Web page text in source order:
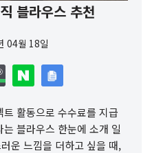
블라우스 추천
04월 18일
활동으로 수수료를 지급
블라우스 한눈에 소개 일
운 느낌을 더하고 싶을 때,